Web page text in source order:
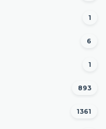
1
6
1
893
1361